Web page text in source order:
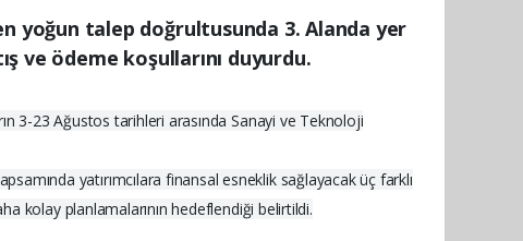
yoğun talep doğrultusunda 3. Alanda yer
ve ödeme koşullarını duyurdu.
3-23 Ağustos tarihleri arasında Sanayi ve Teknoloji
yatırımcılara finansal esneklik sağlayacak üç farklı
kolay planlamalarının hedeflendiği belirtildi.